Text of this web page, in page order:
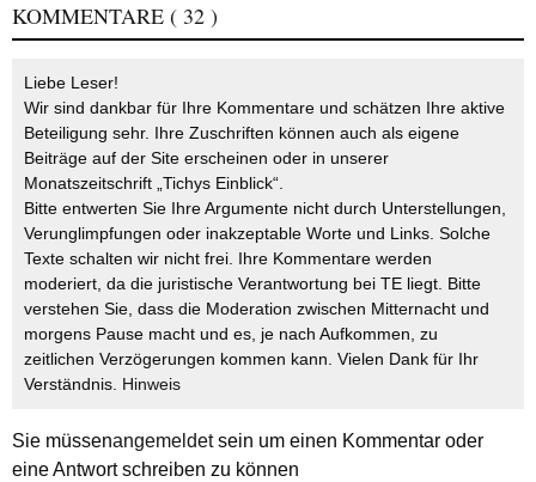
KOMMENTARE ( 32 )
Liebe Leser!
Wir sind dankbar für Ihre Kommentare und schätzen Ihre aktive
Beteiligung sehr. Ihre Zuschriften können auch als eigene
Beiträge auf der Site erscheinen oder in unserer
Monatszeitschrift „Tichys Einblick“.
Bitte entwerten Sie Ihre Argumente nicht durch Unterstellungen,
Verunglimpfungen oder inakzeptable Worte und Links. Solche
Texte schalten wir nicht frei. Ihre Kommentare werden
moderiert, da die juristische Verantwortung bei TE liegt. Bitte
verstehen Sie, dass die Moderation zwischen Mitternacht und
morgens Pause macht und es, je nach Aufkommen, zu
zeitlichen Verzögerungen kommen kann. Vielen Dank für Ihr
Verständnis. Hinweis
Sie müssenangemeldetsein um einen Kommentar oder
eine Antwort schreiben zu können